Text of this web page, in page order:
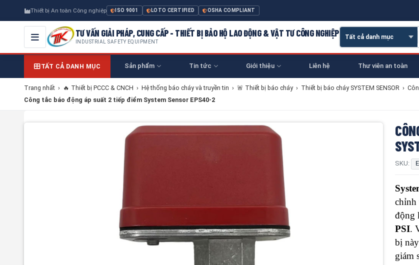
Thiết bị An toàn Công nghiệp ISO 9001 LOTO CERTIFIED OSHA COMPLIANT
TƯ VẤN GIẢI PHÁP, CUNG CẤP - THIẾT BỊ BẢO HỘ LAO ĐỘNG & VẬT TƯ CÔNG NGHIỆP
INDUSTRIAL SAFETY EQUIPMENT
TẤT CẢ DANH MỤC Sản phẩm Tin tức Giới thiệu Liên hệ Thư viên an toàn
Trang nhất › 🔥 Thiết bị PCCC & CNCH › Hệ thống báo cháy và truyền tin › 🚨 Thiết bị báo cháy › Thiết bị báo cháy SYSTEM SENSOR ›
Công tắc báo động áp suất 2 tiếp điểm System Sensor EPS40-2
SKU:
chỉnh
động
PSI.
bị
giám